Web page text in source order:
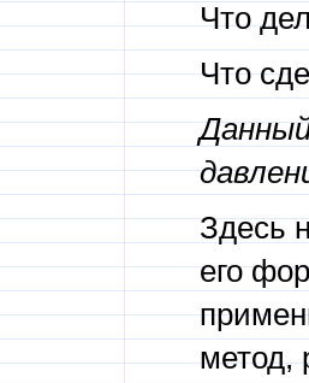
Что
Что
Здесь
его
метод,